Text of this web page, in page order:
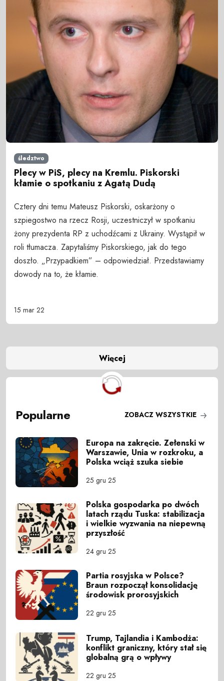
śledztwo
Plecy w PiS, plecy na Kremlu. Piskorski
kłamie o spotkaniu z Agatą Dudą
Cztery dni temu Mateusz Piskorski, oskarżony o
szpiegostwo na rzecz Rosji, uczestniczył w spotkaniu
żony prezydenta RP z uchodźcami z Ukrainy. Wystąpił w
roli tłumacza. Zapytaliśmy Piskorskiego, jak do tego
doszło. „Przypadkiem” – odpowiedział. Przedstawiamy
dowody na to, że kłamie.
15 mar 22
Więcej
Popularne ZOBACZ WSZYSTKIE
Europa na zakręcie. Zełenski w
Warszawie, Unia w rozkroku, a
Polska wciąż szuka siebie
25 gru 25
Polska gospodarka po dwóch
latach rządu Tuska: stabilizacja
i wielkie wyzwania na niepewną
przyszłość
24 gru 25
Partia rosyjska w Polsce?
Braun rozpoczął konsolidację
środowisk prorosyjskich
22 gru 25
Trump, Tajlandia i Kambodża:
konflikt graniczny, który stał się
globalną grą o wpływy
22 gru 25